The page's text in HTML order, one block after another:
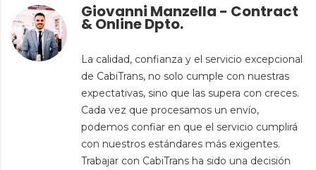
Giovanni Manzella - Contract
& Online Dpto.
La calidad, confianza y el servicio excepcional
de CabiTrans, no solo cumple con nuestras
expectativas, sino que las supera con creces.
Cada vez que procesamos un envío,
podemos confiar en que el servicio cumplirá
con nuestros estándares más exigentes.
Trabajar con CabiTrans ha sido una decisión